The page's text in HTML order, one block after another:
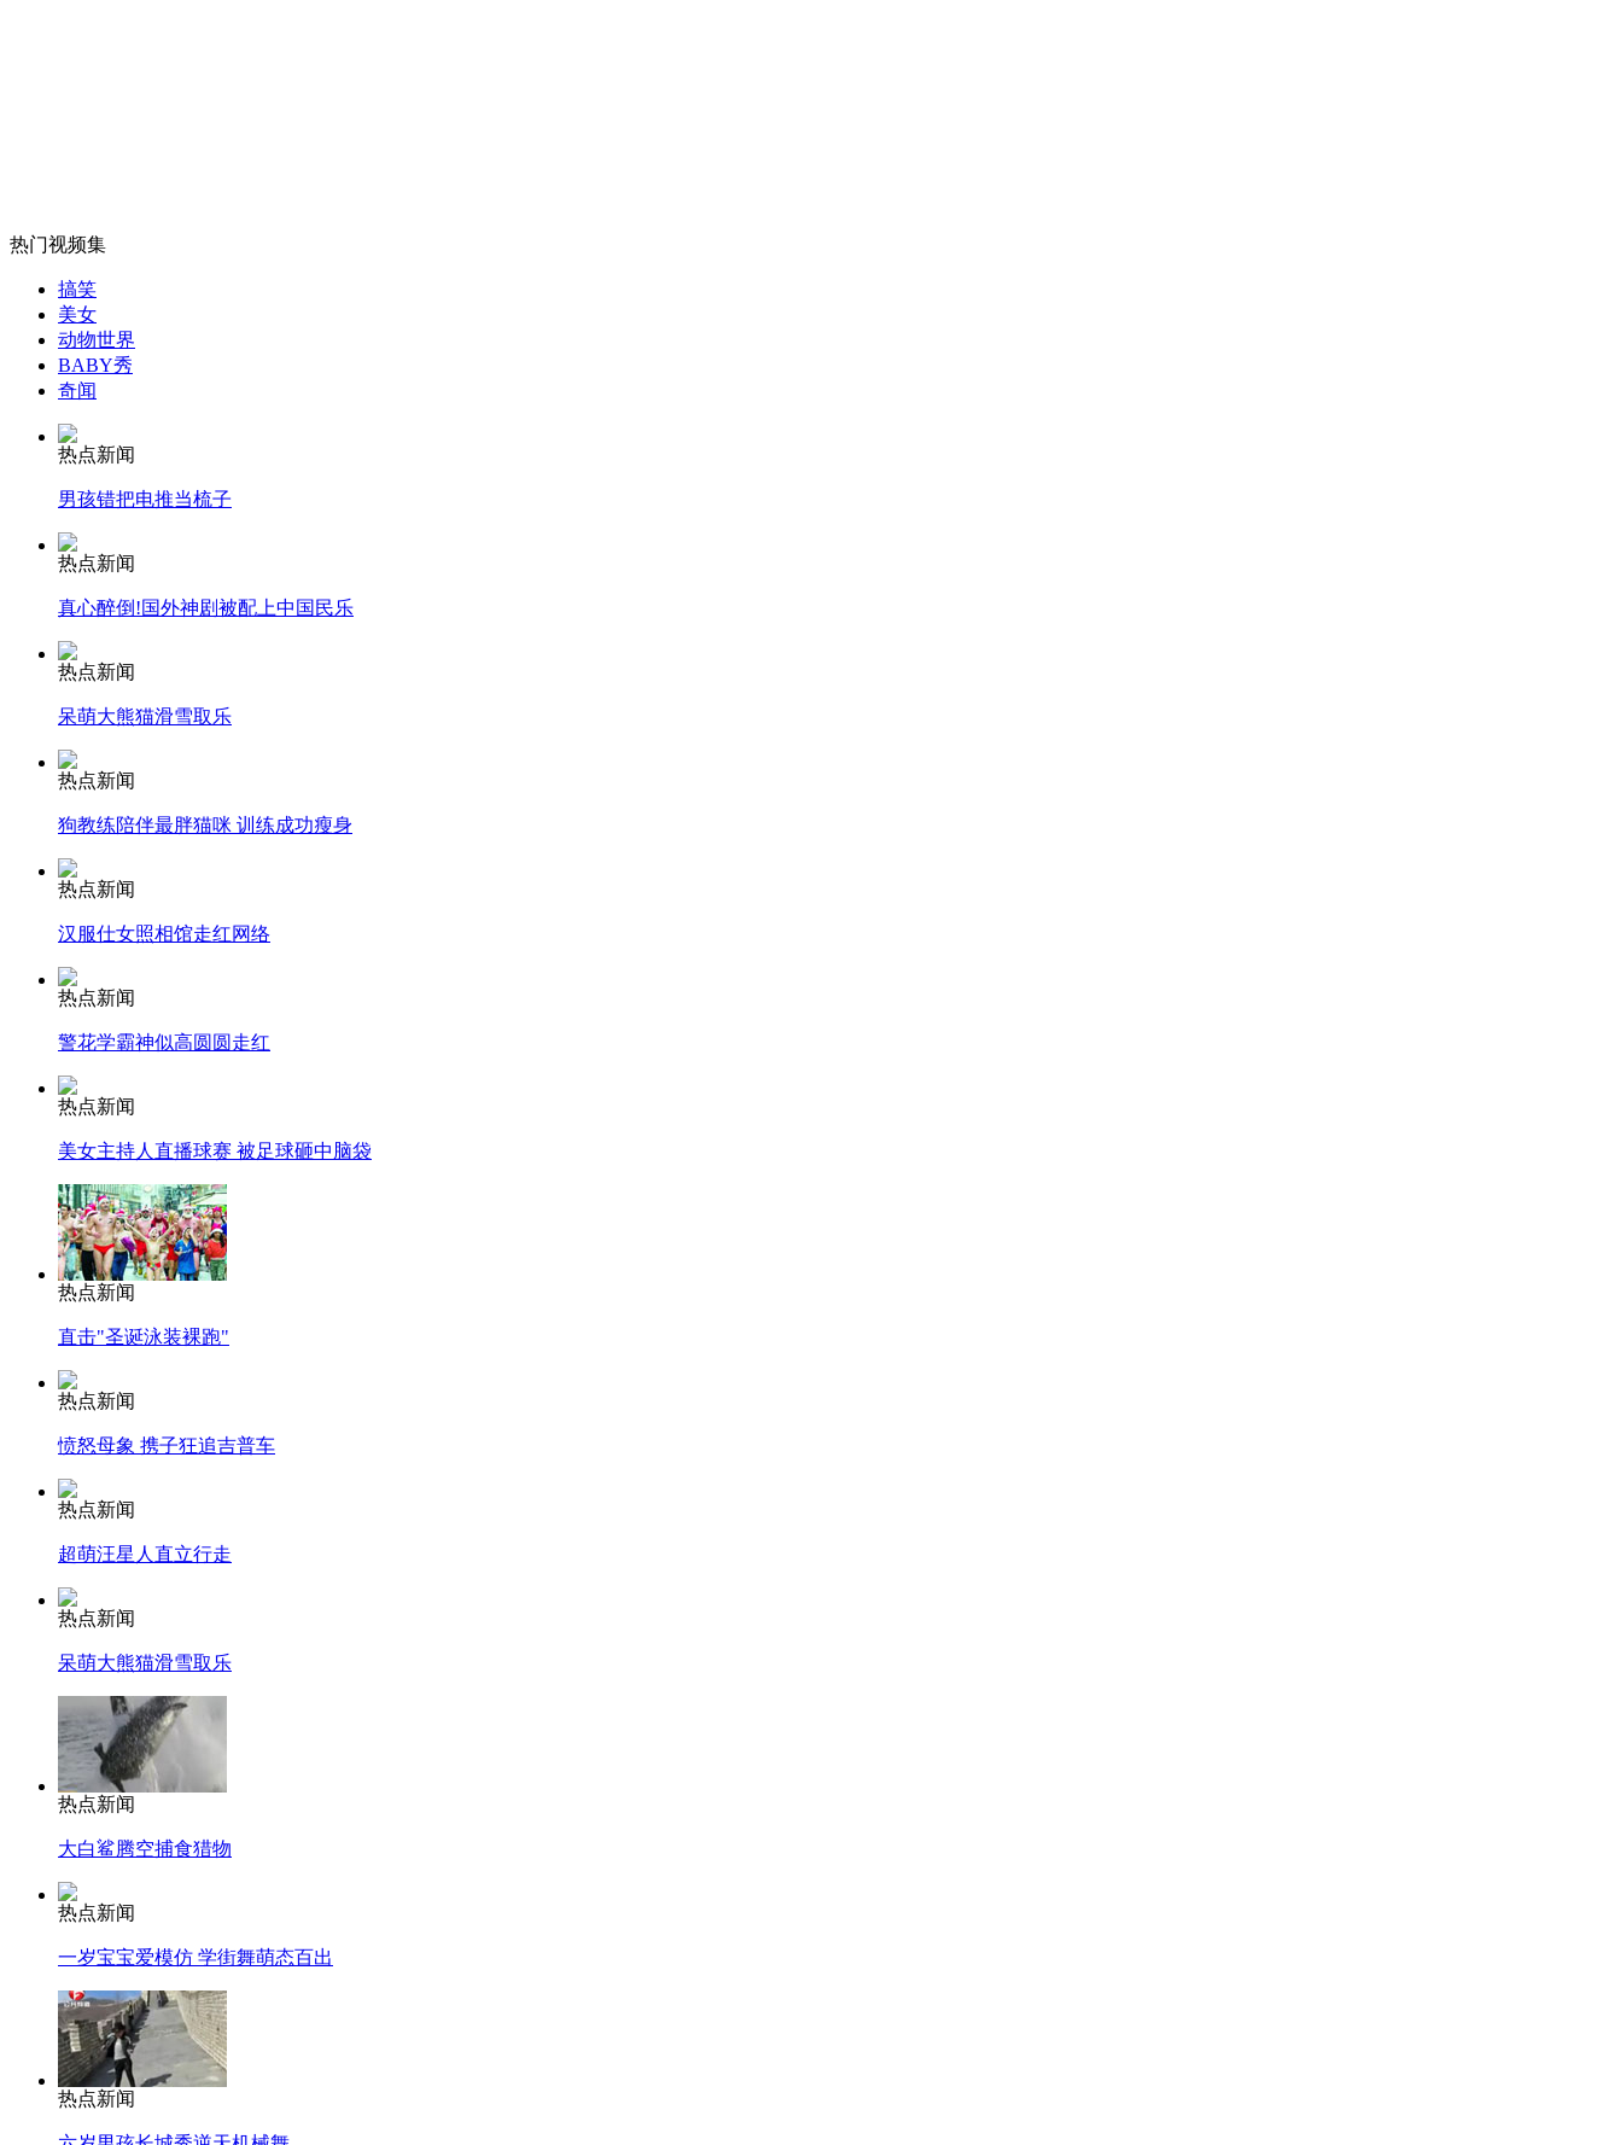
无痛分娩是否安全 医生回应
外交部：反对强权政治霸凌主义
安徽一实载49人客车翻车
走！跟着总书记去植树
消防员救轻生者
纽约上演“枕头大战”
司机酒驾遇交警 急速倒车逃窜
热门视频集
搞笑
美女
动物世界
BABY秀
奇闻
热点新闻
男孩错把电推当梳子
热点新闻
真心醉倒!国外神剧被配上中国民乐
热点新闻
呆萌大熊猫滑雪取乐
热点新闻
狗教练陪伴最胖猫咪 训练成功瘦身
热点新闻
汉服仕女照相馆走红网络
热点新闻
警花学霸神似高圆圆走红
热点新闻
美女主持人直播球赛 被足球砸中脑袋
热点新闻
直击"圣诞泳装裸跑"
热点新闻
愤怒母象 携子狂追吉普车
热点新闻
超萌汪星人直立行走
热点新闻
呆萌大熊猫滑雪取乐
热点新闻
大白鲨腾空捕食猎物
热点新闻
一岁宝宝爱模仿 学街舞萌态百出
热点新闻